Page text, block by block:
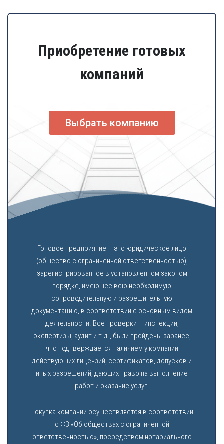
Приобретение готовых
компаний
Выбрать компанию
Готовое предприятие – это юридическое лицо
(общество с ограниченной ответственностью),
зарегистрированное в установленном законом
порядке, имеющее всю необходимую
сопроводительную и разрешительную
документацию, в соответствии с основным видом
деятельности. Все проверки – инспекции,
экспертизы, аудит и т.д., были пройдены заранее,
что подтверждается наличием у компании
действующих лицензий, сертификатов, допусков и
иных разрешений, дающих право на выполнение
работ и оказание услуг.
Покупка компании осуществляется в соответствии
с ФЗ «Об обществах с ограниченной
ответственностью», посредством нотариального